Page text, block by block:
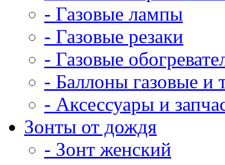
- Газовые лампы
- Газовые резаки
- Газовые
- Баллоны газовые и
- Аксессуары и
Зонты от дождя
- Зонт женский